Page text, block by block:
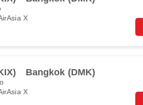
X
Bangkok (DMK)
X